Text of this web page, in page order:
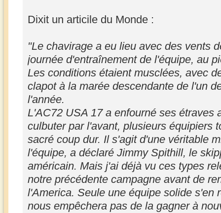
Dixit un articile du Monde :
"Le chavirage a eu lieu avec des vents
journée d'entraînement de l'équipe, au
Les conditions étaient musclées, avec
clapot à la marée descendante de l'un
l'année.
L'AC72 USA 17 a enfourné ses étraves
culbuter par l'avant, plusieurs équipiers
sacré coup dur. Il s'agit d'une véritable
l'équipe, a déclaré Jimmy Spithill, le
américain. Mais j'ai déjà vu ces types
notre précédente campagne avant de
l'America. Seule une équipe solide s'en
nous empêchera pas de la gagner à